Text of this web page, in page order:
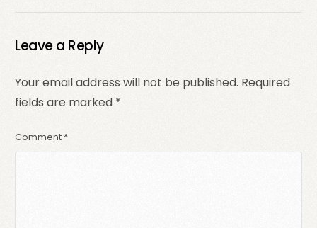
laisser des
Leave a Reply
Your email address will not be published. Required
fields are marked *
Comment *